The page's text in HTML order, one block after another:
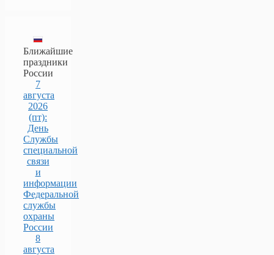
Ближайшие
праздники
России
7
августа
2026
(пт):
День
Службы
специальной
связи
и
информации
Федеральной
службы
охраны
России
8
августа